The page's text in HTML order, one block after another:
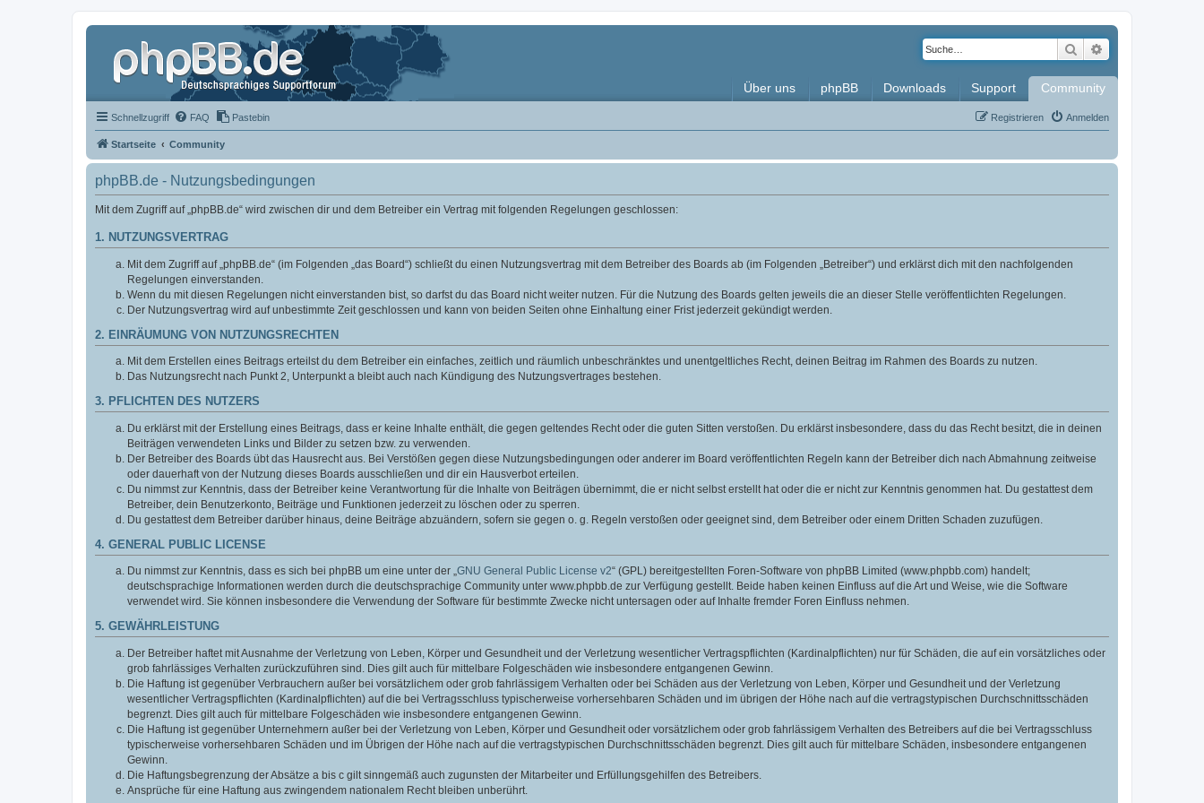
Suche
Über uns phpBB Downloads Support Community
Schnellzugriff FAQ Pastebin Anmelden
Registrieren
Startseite Community
phpBB.de - Nutzungsbedingungen
Mit dem Zugriff auf „phpBB.de“ wird zwischen dir und dem Betreiber ein Vertrag mit folgenden Regelungen geschlossen:
1. NUTZUNGSVERTRAG
Mit dem Zugriff auf „phpBB.de“ (im Folgenden „das Board“) schließt du einen Nutzungsvertrag mit dem Betreiber des Boards ab (im Folgenden „Betreiber“) und erklärst dich mit den nachfolgenden
Regelungen einverstanden.
Wenn du mit diesen Regelungen nicht einverstanden bist, so darfst du das Board nicht weiter nutzen. Für die Nutzung des Boards gelten jeweils die an dieser Stelle veröffentlichten Regelungen.
Der Nutzungsvertrag wird auf unbestimmte Zeit geschlossen und kann von beiden Seiten ohne Einhaltung einer Frist jederzeit gekündigt werden.
2. EINRÄUMUNG VON NUTZUNGSRECHTEN
Mit dem Erstellen eines Beitrags erteilst du dem Betreiber ein einfaches, zeitlich und räumlich unbeschränktes und unentgeltliches Recht, deinen Beitrag im Rahmen des Boards zu nutzen.
Das Nutzungsrecht nach Punkt 2, Unterpunkt a bleibt auch nach Kündigung des Nutzungsvertrages bestehen.
3. PFLICHTEN DES NUTZERS
Du erklärst mit der Erstellung eines Beitrags, dass er keine Inhalte enthält, die gegen geltendes Recht oder die guten Sitten verstoßen. Du erklärst insbesondere, dass du das Recht besitzt, die in deinen
Beiträgen verwendeten Links und Bilder zu setzen bzw. zu verwenden.
Der Betreiber des Boards übt das Hausrecht aus. Bei Verstößen gegen diese Nutzungsbedingungen oder anderer im Board veröffentlichten Regeln kann der Betreiber dich nach Abmahnung zeitweise
oder dauerhaft von der Nutzung dieses Boards ausschließen und dir ein Hausverbot erteilen.
Du nimmst zur Kenntnis, dass der Betreiber keine Verantwortung für die Inhalte von Beiträgen übernimmt, die er nicht selbst erstellt hat oder die er nicht zur Kenntnis genommen hat. Du gestattest dem
Betreiber, dein Benutzerkonto, Beiträge und Funktionen jederzeit zu löschen oder zu sperren.
Du gestattest dem Betreiber darüber hinaus, deine Beiträge abzuändern, sofern sie gegen o. g. Regeln verstoßen oder geeignet sind, dem Betreiber oder einem Dritten Schaden zuzufügen.
4. GENERAL PUBLIC LICENSE
Du nimmst zur Kenntnis, dass es sich bei phpBB um eine unter der „GNU General Public License v2“ (GPL) bereitgestellten Foren-Software von phpBB Limited (www.phpbb.com) handelt;
deutschsprachige Informationen werden durch die deutschsprachige Community unter www.phpbb.de zur Verfügung gestellt. Beide haben keinen Einfluss auf die Art und Weise, wie die Software
verwendet wird. Sie können insbesondere die Verwendung der Software für bestimmte Zwecke nicht untersagen oder auf Inhalte fremder Foren Einfluss nehmen.
5. GEWÄHRLEISTUNG
Der Betreiber haftet mit Ausnahme der Verletzung von Leben, Körper und Gesundheit und der Verletzung wesentlicher Vertragspflichten (Kardinalpflichten) nur für Schäden, die auf ein vorsätzliches oder
grob fahrlässiges Verhalten zurückzuführen sind. Dies gilt auch für mittelbare Folgeschäden wie insbesondere entgangenen Gewinn.
Die Haftung ist gegenüber Verbrauchern außer bei vorsätzlichem oder grob fahrlässigem Verhalten oder bei Schäden aus der Verletzung von Leben, Körper und Gesundheit und der Verletzung
wesentlicher Vertragspflichten (Kardinalpflichten) auf die bei Vertragsschluss typischerweise vorhersehbaren Schäden und im übrigen der Höhe nach auf die vertragstypischen Durchschnittsschäden
begrenzt. Dies gilt auch für mittelbare Folgeschäden wie insbesondere entgangenen Gewinn.
Die Haftung ist gegenüber Unternehmern außer bei der Verletzung von Leben, Körper und Gesundheit oder vorsätzlichem oder grob fahrlässigem Verhalten des Betreibers auf die bei Vertragsschluss
typischerweise vorhersehbaren Schäden und im Übrigen der Höhe nach auf die vertragstypischen Durchschnittsschäden begrenzt. Dies gilt auch für mittelbare Schäden, insbesondere entgangenen
Gewinn.
Die Haftungsbegrenzung der Absätze a bis c gilt sinngemäß auch zugunsten der Mitarbeiter und Erfüllungsgehilfen des Betreibers.
Ansprüche für eine Haftung aus zwingendem nationalem Recht bleiben unberührt.